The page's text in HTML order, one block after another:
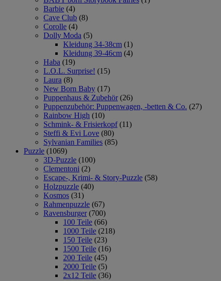
Barbie (4)
Cave Club (8)
Corolle (4)
Dolly Moda (5)
Kleidung 34-38cm (1)
Kleidung 39-46cm (4)
Haba (19)
L.O.L. Surprise! (15)
Laura (8)
New Born Baby (17)
Puppenhaus & Zubehör (26)
Puppenzubehör: Puppenwagen, -betten & Co. (27)
Rainbow High (10)
Schmink- & Frisierkopf (11)
Steffi & Evi Love (80)
Sylvanian Families (85)
Puzzle (1069)
3D-Puzzle (100)
Clementoni (2)
Escape-, Krimi- & Story-Puzzle (58)
Holzpuzzle (40)
Kosmos (31)
Rahmenpuzzle (67)
Ravensburger (700)
100 Teile (66)
1000 Teile (218)
150 Teile (23)
1500 Teile (16)
200 Teile (45)
2000 Teile (5)
2x12 Teile (36)